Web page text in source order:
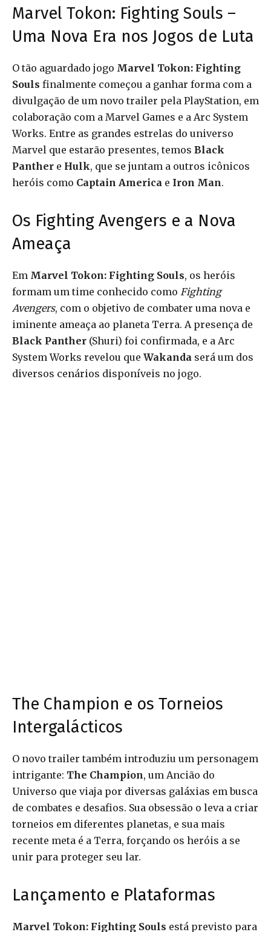
Marvel Tokon: Fighting Souls –
Uma Nova Era nos Jogos de Luta
O tão aguardado jogo Marvel Tokon: Fighting
Souls finalmente começou a ganhar forma com a
divulgação de um novo trailer pela PlayStation, em
colaboração com a Marvel Games e a Arc System
Works. Entre as grandes estrelas do universo
Marvel que estarão presentes, temos Black
Panther e Hulk, que se juntam a outros icônicos
heróis como Captain America e Iron Man.
Os Fighting Avengers e a Nova
Ameaça
Em Marvel Tokon: Fighting Souls, os heróis
formam um time conhecido como Fighting
Avengers, com o objetivo de combater uma nova e
iminente ameaça ao planeta Terra. A presença de
Black Panther (Shuri) foi confirmada, e a Arc
System Works revelou que Wakanda será um dos
diversos cenários disponíveis no jogo.
The Champion e os Torneios
Intergalácticos
O novo trailer também introduziu um personagem
intrigante: The Champion, um Ancião do
Universo que viaja por diversas galáxias em busca
de combates e desafios. Sua obsessão o leva a criar
torneios em diferentes planetas, e sua mais
recente meta é a Terra, forçando os heróis a se
unir para proteger seu lar.
Lançamento e Plataformas
Marvel Tokon: Fighting Souls está previsto para